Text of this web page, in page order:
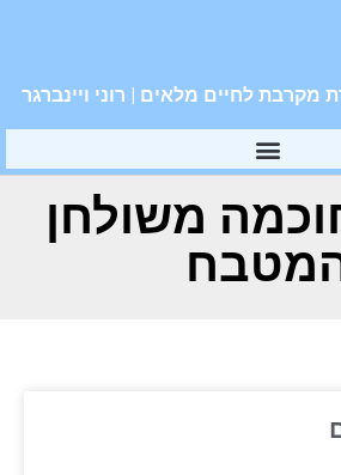
מקרבת לחיים מלאים | רוני ויינברגר
משולחן